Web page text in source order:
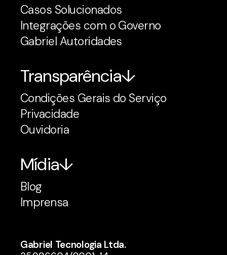
Casos Solucionados
Integrações com o Governo
Gabriel Autoridades
Transparência
Condições Gerais do Serviço
Privacidade
Ouvidoria
Mídia
Blog
Imprensa
Gabriel Tecnologia Ltda.